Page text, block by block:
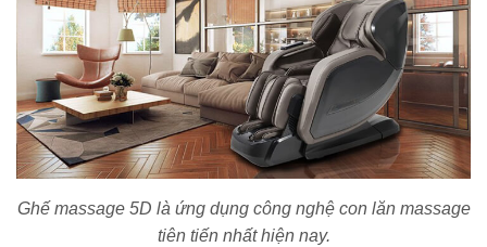
Ghế massage 5D là ứng dụng công nghệ con lăn massage
tiên tiến nhất hiện nay.